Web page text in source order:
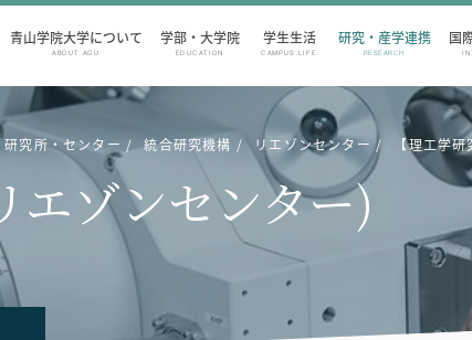
青山学院大学について
ABOUT AGU
学部・大学院
EDUCATION
学生生活
CAMPUS LIFE
研究・産学連携
RESEARCH
国
研究所・センター 統合研究機構 リエゾンセンター 【理工学
エゾンセンター)